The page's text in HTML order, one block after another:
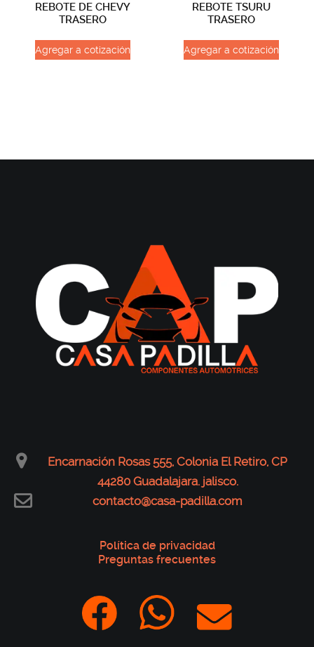
REBOTE DE CHEVY
TRASERO
Agregar a cotización
REBOTE TSURU
TRASERO
Agregar a cotización
Encarnación Rosas 555, Colonia El Retiro, CP
44280 Guadalajara. jalisco.
contacto@casa-padilla.com
Política de privacidad
Preguntas frecuentes